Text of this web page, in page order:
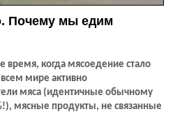
Почему мы едим
когда мясоедение стало
мире активно
мяса (идентичные обычному
мясные продукты, не связанные